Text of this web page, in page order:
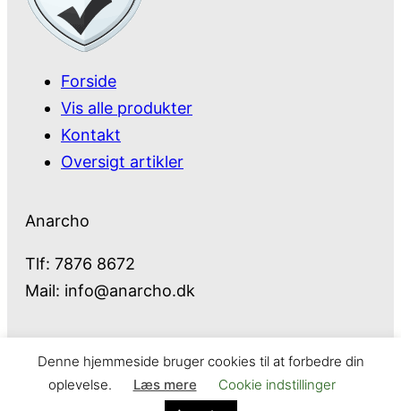
Forside
Vis alle produkter
Kontakt
Oversigt artikler
Anarcho
Tlf: 7876 8672
Mail: info@anarcho.dk
Anarcho – alt i Hårde Hvidevarer
Denne hjemmeside bruger cookies til at forbedre din
oplevelse.
Læs mere Cookie indstillinger